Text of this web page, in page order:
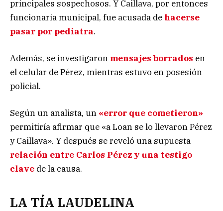
principales sospechosos. Y Caillava, por entonces
funcionaria municipal, fue acusada de hacerse
pasar por pediatra.
Además, se investigaron mensajes borrados en
el celular de Pérez, mientras estuvo en posesión
policial.
Según un analista, un «error que cometieron»
permitiría afirmar que «a Loan se lo llevaron Pérez
y Caillava». Y después se reveló una supuesta
relación entre Carlos Pérez y una testigo
clave de la causa.
LA TÍA LAUDELINA